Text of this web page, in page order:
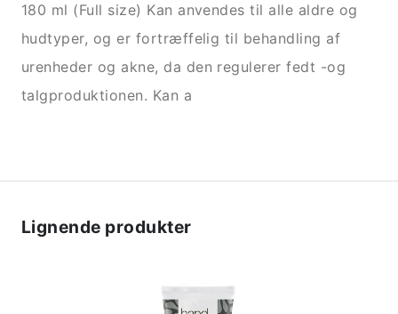
180 ml (Full size) Kan anvendes til alle aldre og
hudtyper, og er fortræffelig til behandling af
urenheder og akne, da den regulerer fedt -og
talgproduktionen. Kan a
Lignende produkter